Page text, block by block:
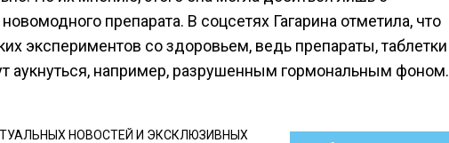
препарата. В соцсетях Гагарина отметила, что
экспериментов со здоровьем, ведь препараты, таблетки
аукнуться, например, разрушенным гормональным фоном.
НОВОСТЕЙ И ЭКСКЛЮЗИВНЫХ